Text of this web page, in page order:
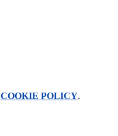
COOKIE POLICY.